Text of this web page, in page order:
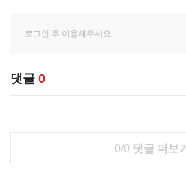
댓글 0
0/0 댓글 더보기